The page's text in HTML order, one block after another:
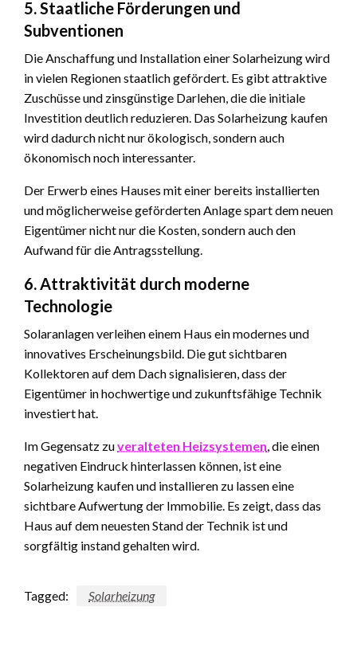
5. Staatliche Förderungen und
Subventionen
Die Anschaffung und Installation einer Solarheizung wird
in vielen Regionen staatlich gefördert. Es gibt attraktive
Zuschüsse und zinsgünstige Darlehen, die die initiale
Investition deutlich reduzieren. Das Solarheizung kaufen
wird dadurch nicht nur ökologisch, sondern auch
ökonomisch noch interessanter.
Der Erwerb eines Hauses mit einer bereits installierten
und möglicherweise geförderten Anlage spart dem neuen
Eigentümer nicht nur die Kosten, sondern auch den
Aufwand für die Antragsstellung.
6. Attraktivität durch moderne
Technologie
Solaranlagen verleihen einem Haus ein modernes und
innovatives Erscheinungsbild. Die gut sichtbaren
Kollektoren auf dem Dach signalisieren, dass der
Eigentümer in hochwertige und zukunftsfähige Technik
investiert hat.
Im Gegensatz zuveralteten Heizsystemen , die einen
negativen Eindruck hinterlassen können, ist eine
Solarheizung kaufen und installieren zu lassen eine
sichtbare Aufwertung der Immobilie. Es zeigt, dass das
Haus auf dem neuesten Stand der Technik ist und
sorgfältig instand gehalten wird.
Tagged: Solarheizung